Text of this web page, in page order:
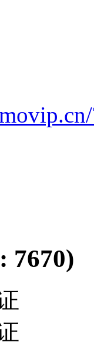
7670)